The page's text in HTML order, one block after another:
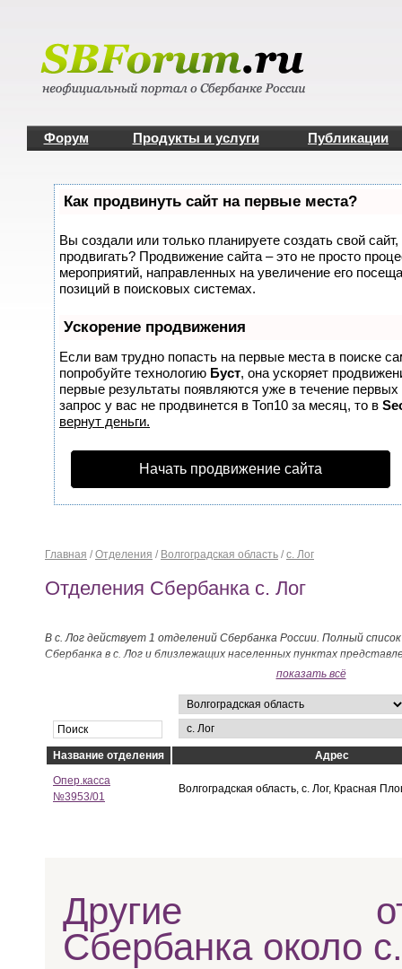
Форум Продукты и услуги Публикации
Как продвинуть сайт на первые места?
Вы создали или только планируете создать свой сайт,
продвигать? Продвижение сайта – это не просто
мероприятий, направленных на увеличение его
позиций в поисковых системах.
Ускорение продвижения
Если вам трудно попасть на первые места в поиске
попробуйте технологию Буст, она ускоряет
первые результаты появляются уже в течение
запрос у вас не продвинется в Топ10 за месяц, то в
вернут деньги.
Начать продвижение сайта
Главная / Отделения / Волгоградская область / с. Лог
Отделения Сбербанка с. Лог
В с. Лог действует 1 отделений Сбербанка России. Полный
Сбербанка в с. Лог и близлежащих населенных пунктах
показать всё
Название отделения
Адрес
Опер.касса
№3953/01
Волгоградская область, с. Лог, Красная
Другие
Сбербанка около